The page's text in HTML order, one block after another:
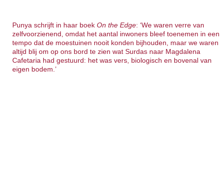
Punya schrijft in haar boekOn the Edge: ‘We waren verre van
zelfvoorzienend, omdat het aantal inwoners bleef toenemen in een
tempo dat de moestuinen nooit konden bijhouden, maar we waren
altijd blij om op ons bord te zien wat Surdas naar Magdalena
Cafetaria had gestuurd: het was vers, biologisch en bovenal van
eigen bodem.’